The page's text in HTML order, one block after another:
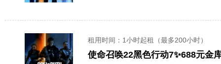
租用时间 ：1小时起租（最多200小时）